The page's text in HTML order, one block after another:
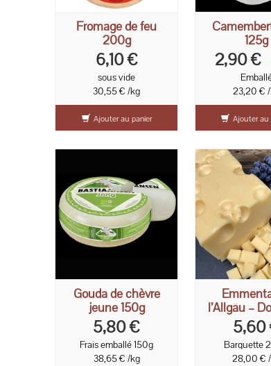
Fromage de feu
200g
6,10 €
sous vide
30,55 € /kg
Ajouter au panier
125g
2,90 €
23,20 €
Ajouter au
Gouda de chèvre
jeune 150g
5,80 €
Frais emballé 150g
38,65 € /kg
l’Allgäu –
tradition et
alpin
5,60
Barquette
28,00 €